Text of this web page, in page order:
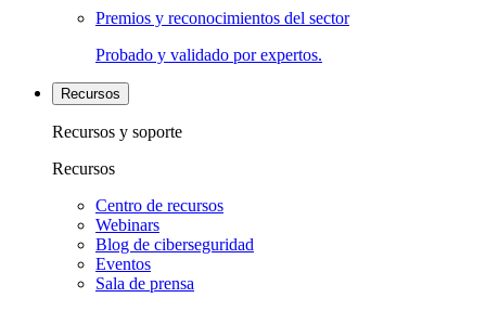
Premios y reconocimientos del sector
Probado y validado por expertos.
Recursos
Recursos y soporte
Recursos
Centro de recursos
Webinars
Blog de ciberseguridad
Eventos
Sala de prensa